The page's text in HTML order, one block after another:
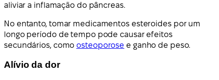
aliviar a inflamação do pâncreas.
No entanto, tomar medicamentos esteroides por um
longo período de tempo pode causar efeitos
secundários, como osteoporose e ganho de peso.
Alívio da dor